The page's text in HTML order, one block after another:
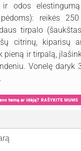
ir odos
pėdoms): reikės
tirpalo
citrinų, kiparisų
pieną ir tirpalą,
Vonelę daryk